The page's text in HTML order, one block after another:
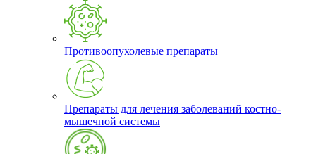
Противоопухолевые препараты
Препараты для лечения заболеваний костно-
мышечной системы